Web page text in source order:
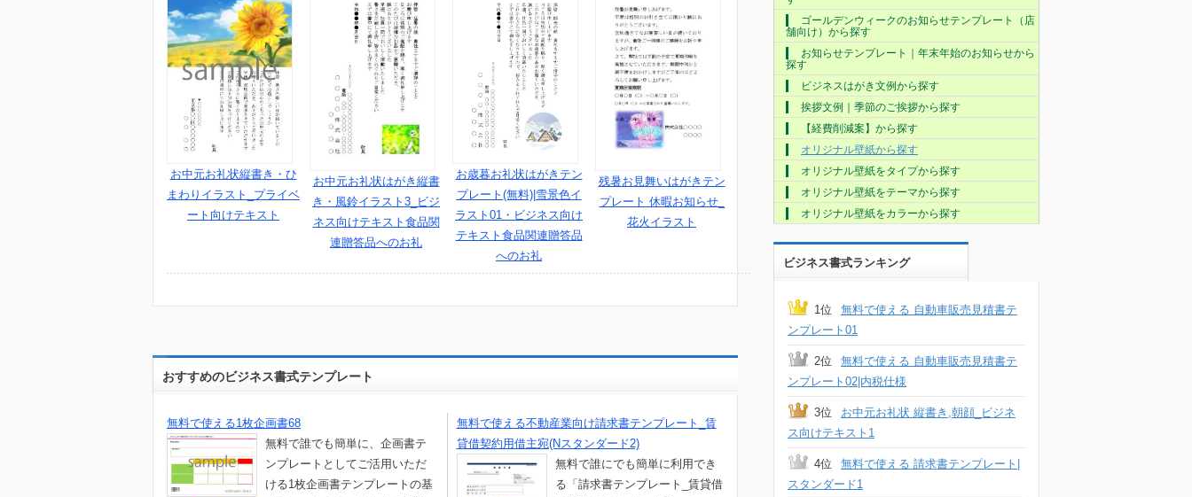
お中元お礼状縦書き・ひ
まわりイラスト_プライベ
ート向けテキスト
お中元お礼状はがき縦書
き・風鈴イラスト3_ビジ
ネス向けテキスト食品関
連贈答品へのお礼
お歳暮お礼状はがきテン
プレート(無料)|雪景色イ
ラスト01・ビジネス向け
テキスト食品関連贈答品
へのお礼
残暑お見舞いはがきテン
プレート 休暇お知らせ_
花火イラスト
おすすめのビジネス書式テンプレート
無料で使える1枚企画書68
無料で誰でも簡単に、企画書テ
ンプレートとしてご活用いただ
ける1枚企画書テンプレートの基
無料で使える不動産業向け請求書テンプレート_賃
貸借契約用借主宛(Nスタンダード2)
無料で誰にでも簡単に利用でき
る「請求書テンプレート_賃貸借
ゴールデンウィークのお知らせテンプレート（店
舗向け）から探す
お知らせテンプレート｜年末年始のお知らせから
探す
ビジネスはがき文例から探す
挨拶文例｜季節のご挨拶から探す
【経費削減案】から探す
オリジナル壁紙から探す
オリジナル壁紙をタイプから探す
オリジナル壁紙をテーマから探す
オリジナル壁紙をカラーから探す
ビジネス書式ランキング
1位
無料で使える 自動車販売見積書テ
ンプレート01
2位
無料で使える 自動車販売見積書テ
ンプレート02|内税仕様
3位
お中元お礼状 縦書き,朝顔_ビジネ
ス向けテキスト1
4位
無料で使える 請求書テンプレート|
スタンダード1